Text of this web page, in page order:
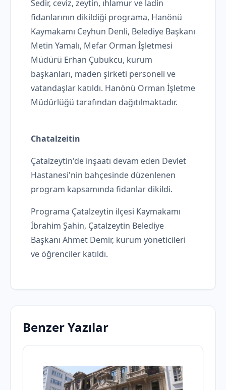
Sedir, ceviz, zeytin, ıhlamur ve ladin
fidanlarının dikildiği programa, Hanönü
Kaymakamı Ceyhun Denli, Belediye Başkanı
Metin Yamalı, Mefar Orman İşletmesi
Müdürü Erhan Çubukcu, kurum
başkanları, maden şirketi personeli ve
vatandaşlar katıldı. Hanönü Orman İşletme
Müdürlüğü tarafından dağıtılmaktadır.
Chatalzeitin
Çatalzeytin'de inşaatı devam eden Devlet
Hastanesi'nin bahçesinde düzenlenen
program kapsamında fidanlar dikildi.
Programa Çatalzeytin ilçesi Kaymakamı
İbrahim Şahin, Çatalzeytin Belediye
Başkanı Ahmet Demir, kurum yöneticileri
ve öğrenciler katıldı.
Benzer Yazılar